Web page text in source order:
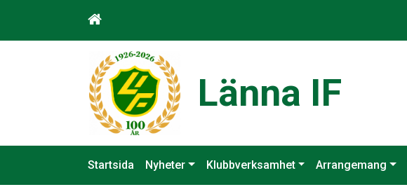
Länna IF
Startsida Nyheter Klubbverksamhet Arrangemang